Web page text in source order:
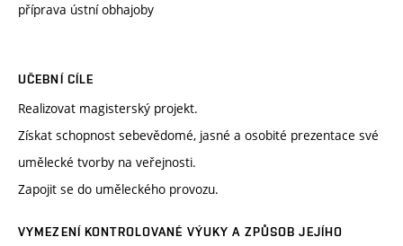
příprava ústní obhajoby
UČEBNÍ CÍLE
Realizovat magisterský projekt.
Získat schopnost sebevědomé, jasné a osobité prezentace své
umělecké tvorby na veřejnosti.
Zapojit se do uměleckého provozu.
VYMEZENÍ KONTROLOVANÉ VÝUKY A ZPŮSOB JEJÍHO